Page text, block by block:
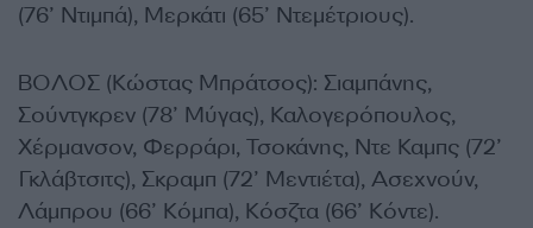
(76’ Ντιμπά), Μερκάτι (65’ Ντεμέτριους).
ΒΟΛΟΣ (Κώστας Μπράτσος): Σιαμπάνης,
Σούντγκρεν (78’ Μύγας), Καλογερόπουλος,
Χέρμανσον, Φερράρι, Τσοκάνης, Ντε Καμπς (72’
Γκλάβτσιτς), Σκραμπ (72’ Μεντιέτα), Ασεχνούν,
Λάμπρου (66’ Κόμπα), Κόσζτα (66’ Κόντε).